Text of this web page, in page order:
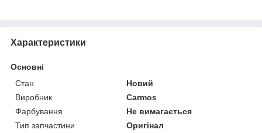
Характеристики
Основні
Стан
Новий
Виробник
Carmos
Фарбування
Не вимагається
Тип запчастини
Оригінал